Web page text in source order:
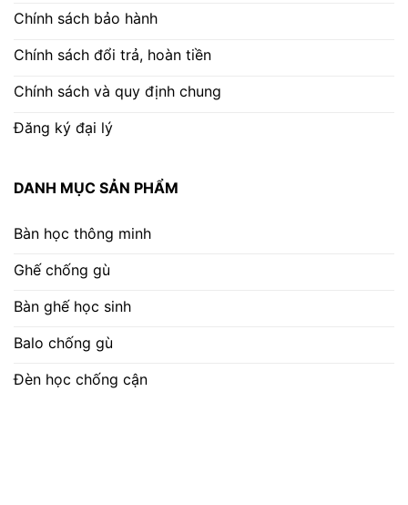
Chính sách bảo hành
Chính sách đổi trả, hoàn tiền
Chính sách và quy định chung
Đăng ký đại lý
DANH MỤC SẢN PHẨM
Bàn học thông minh
Ghế chống gù
Bàn ghế học sinh
Balo chống gù
Đèn học chống cận